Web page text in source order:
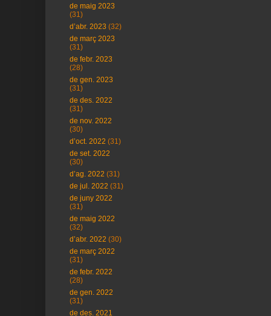
de maig 2023
(31)
d’abr. 2023 (32)
de març 2023
(31)
de febr. 2023
(28)
de gen. 2023
(31)
de des. 2022
(31)
de nov. 2022
(30)
d’oct. 2022 (31)
de set. 2022
(30)
d’ag. 2022 (31)
de jul. 2022 (31)
de juny 2022
(31)
de maig 2022
(32)
d’abr. 2022 (30)
de març 2022
(31)
de febr. 2022
(28)
de gen. 2022
(31)
de des. 2021